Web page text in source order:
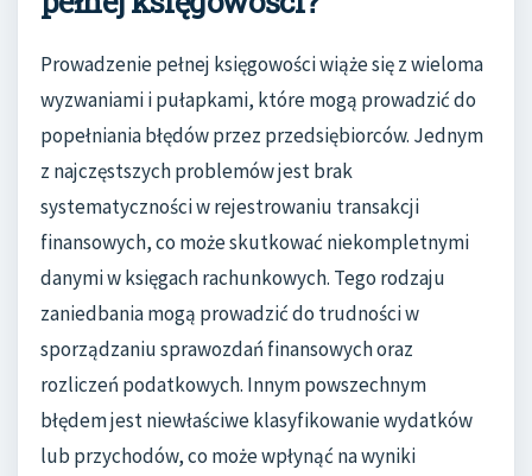
Prowadzenie pełnej księgowości wiąże się z wieloma
wyzwaniami i pułapkami, które mogą prowadzić do
popełniania błędów przez przedsiębiorców. Jednym
z najczęstszych problemów jest brak
systematyczności w rejestrowaniu transakcji
finansowych, co może skutkować niekompletnymi
danymi w księgach rachunkowych. Tego rodzaju
zaniedbania mogą prowadzić do trudności w
sporządzaniu sprawozdań finansowych oraz
rozliczeń podatkowych. Innym powszechnym
błędem jest niewłaściwe klasyfikowanie wydatków
lub przychodów, co może wpłynąć na wyniki